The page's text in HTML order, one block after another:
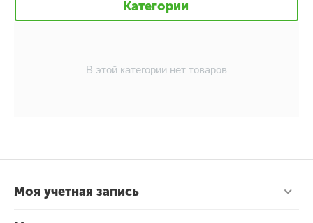
Категории
В этой категории нет товаров
Моя учетная запись